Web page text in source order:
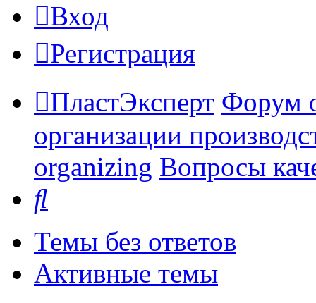
Вход
Регистрация
ПластЭксперт Форум
организации
organizing Вопросы
Темы без ответов
Активные темы